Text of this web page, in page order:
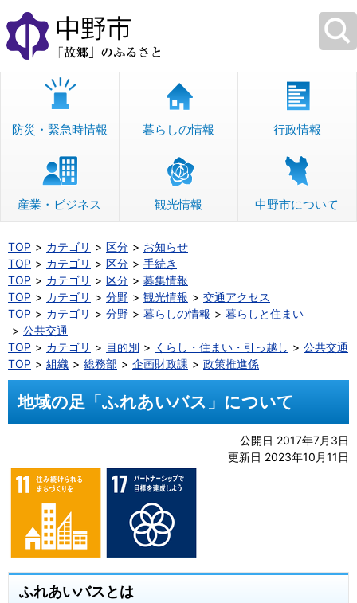
本
文
へ
移
防災・緊急時情報 暮らしの情報 行政情報
産業・ビジネス 観光情報 中野市について
TOP カテゴリ 区分
お知らせ
TOP
カテゴリ 区分
手続き
TOP
カテゴリ 区分
募集情報
TOP
カテゴリ 分野 観光情報
交通アクセス
TOP
カテゴリ 分野 暮らしの情報
暮らしと住まい
公共交通
TOP
カテゴリ 目的別 くらし・住まい・引っ越し
公共交通
TOP
組織 総務部 企画財政課 政策推進係
地域の足「ふれあいバス」について
公開日 2017年7月3日
更新日 2023年10月11日
ふれあいバスとは